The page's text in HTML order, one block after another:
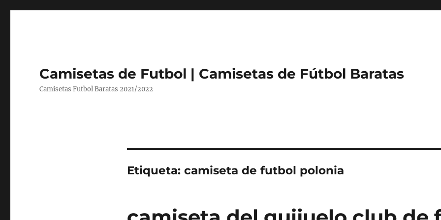
Camisetas de Futbol | Camisetas de Fútbol Baratas
Camisetas Futbol Baratas 2021/2022
Etiqueta: camiseta de futbol polonia